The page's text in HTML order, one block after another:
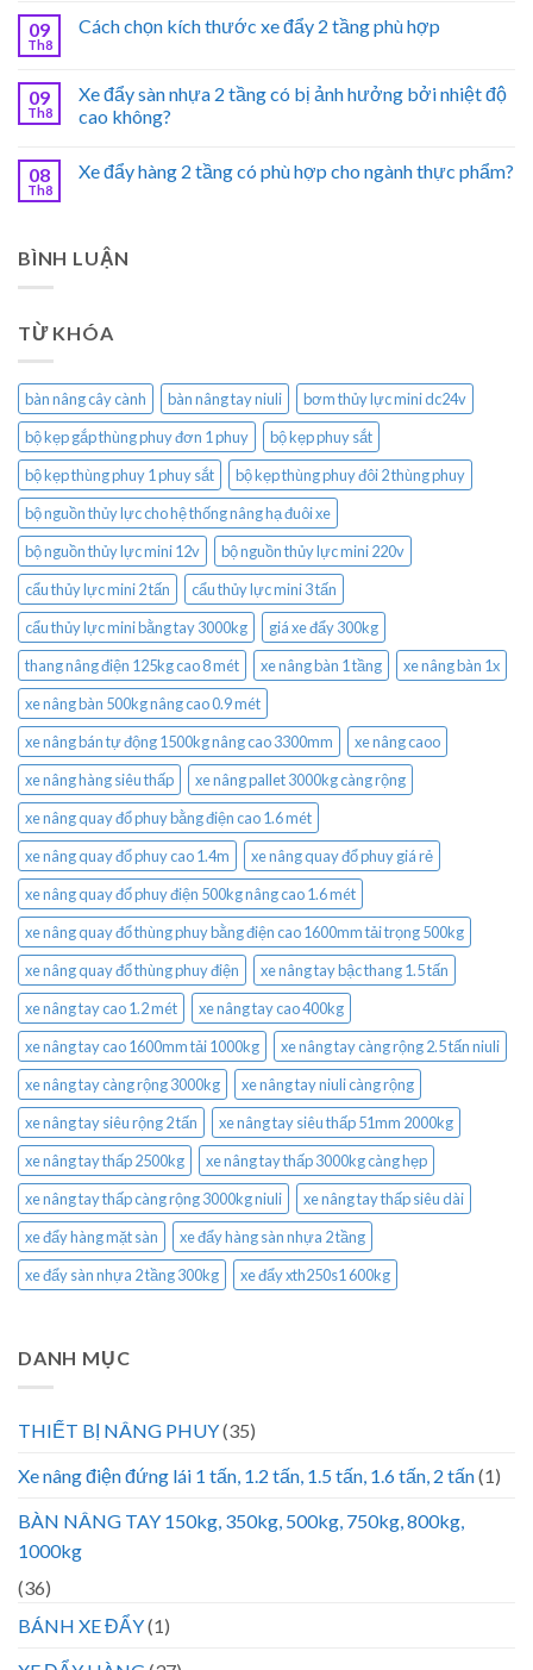
09
Th8
Cách chọn kích thước xe đẩy 2 tầng phù hợp
09
Th8
Xe đẩy sàn nhựa 2 tầng có bị ảnh hưởng bởi nhiệt độ
cao không?
08
Th8
Xe đẩy hàng 2 tầng có phù hợp cho ngành thực phẩm?
BÌNH LUẬN
TỪ KHÓA
bàn nâng cây cành bàn nâng tay niuli
bơm thủy lực mini dc24v
bộ kẹp gắp thùng phuy đơn 1 phuy
bộ kẹp phuy sắt
bộ kẹp thùng phuy 1 phuy sắt
bộ kẹp thùng phuy đôi 2 thùng phuy
bộ nguồn thủy lực cho hệ thống nâng hạ đuôi xe
bộ nguồn thủy lực mini 12v
bộ nguồn thủy lực mini 220v
cẩu thủy lực mini 2 tấn
cẩu thủy lực mini 3 tấn
cẩu thủy lực mini bằng tay 3000kg
giá xe đẩy 300kg
thang nâng điện 125kg cao 8 mét
xe nâng bàn 1 tầng
xe nâng bàn 1x
xe nâng bàn 500kg nâng cao 0.9 mét
xe nâng bán tự động 1500kg nâng cao 3300mm
xe nâng caoo
xe nâng hàng siêu thấp
xe nâng pallet 3000kg càng rộng
xe nâng quay đổ phuy bằng điện cao 1.6 mét
xe nâng quay đổ phuy cao 1.4m
xe nâng quay đổ phuy giá rẻ
xe nâng quay đổ phuy điện 500kg nâng cao 1.6 mét
xe nâng quay đổ thùng phuy bằng điện cao 1600mm tải trọng 500kg
xe nâng quay đổ thùng phuy điện
xe nâng tay bậc thang 1.5 tấn
xe nâng tay cao 1.2 mét
xe nâng tay cao 400kg
xe nâng tay cao 1600mm tải 1000kg
xe nâng tay càng rộng 2.5 tấn niuli
xe nâng tay càng rộng 3000kg
xe nâng tay niuli càng rộng
xe nâng tay siêu rộng 2 tấn
xe nâng tay siêu thấp 51mm 2000kg
xe nâng tay thấp 2500kg
xe nâng tay thấp 3000kg càng hẹp
xe nâng tay thấp càng rộng 3000kg niuli
xe nâng tay thấp siêu dài
xe đẩy hàng mặt sàn
xe đẩy hàng sàn nhựa 2 tầng
xe đẩy sàn nhựa 2 tầng 300kg
xe đẩy xth250s1 600kg
DANH MỤC
THIẾT BỊ NÂNG PHUY(35)
Xe nâng điện đứng lái 1 tấn, 1.2 tấn, 1.5 tấn, 1.6 tấn, 2 tấn(1)
BÀN NÂNG TAY 150kg, 350kg, 500kg, 750kg, 800kg,
1000kg
(36)
BÁNH XE ĐẨY(1)